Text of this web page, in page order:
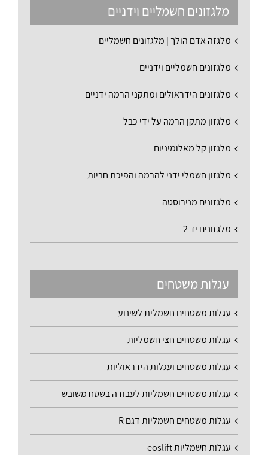
מלגזונים חשמליים וידניים
מלגזה אדם הולך | מלגזונים חשמליים
מלגזונים חשמליים וידניים
מלגזונים הידראולים ומתקני הרמה ידניים
מלגזון מתקן הרמה על ידי כבל
מלגזון קל מאלומיניום
מלגזון חשמלי ידני להרמה והפיכת חביות
מלגזונים מנירוסטה
מלגזונים יד 2
עגלות משטחים
עגלות משטחים חשמלית לשינוע
עגלות משטחים חצי חשמליות
עגלות משטחים ועגלות הידראוליות
עגלות משטחים חשמליות לעבודה בשטח משובש
עגלות משטחים חשמליות דגם R
עגלות חשמליות eoslift